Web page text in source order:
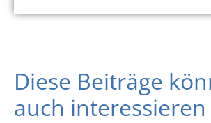
Diese Beiträge
auch interessieren